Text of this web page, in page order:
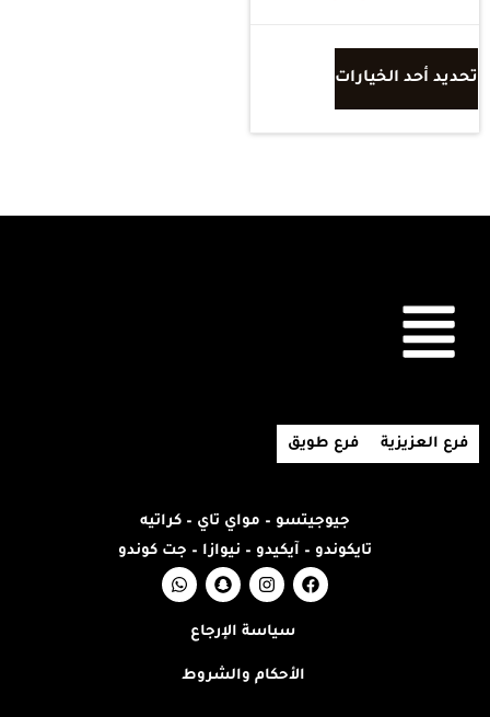
تحديد أحد الخيارات
فرع العزيزية فرع طويق
جيوجيتسو – مواي تاي – كراتيه
تايكوندو – آيكيدو – نيوازا – جت كوندو
سياسة الإرجاع
الأحكام والشروط